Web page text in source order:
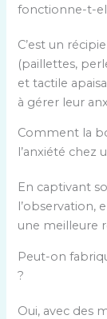
fonctionne-t-
C’est un
(paillettes,
et tactile
à gérer leur
Comment la
l’anxiété chez
En captivant
l’observation,
une meilleure
Peut-on
?
Oui, avec des